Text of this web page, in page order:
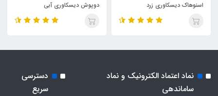
اسنوهاک دیسکاوری زرد
دوپوش دیسکاوری آبی
نماد اعتماد الکترونیک و نماد
ساماندهی
دسترسی
سریع